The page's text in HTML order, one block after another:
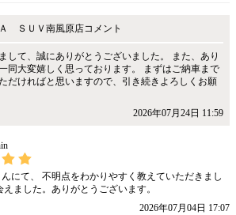
ＳＵＶ南風原店コメント
して、誠にありがとうございました。 また、あり
同大変嬉しく思っております。 まずはご納車まで
だければと思いますので、引き続きよろしくお願
2026年07月24日 11:59
にて、 不明点をわかりやすく教えていただきまし
ました。ありがとうございます。
2026年07月04日 17:07